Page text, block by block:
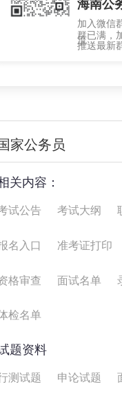
海南公
加入微信
流
群已满，
推送最新
家公务员
关内容：
试公告 考试大纲
名入口 准考证打印
格审查 面试名单
检名单
题资料
测试题 申论试题